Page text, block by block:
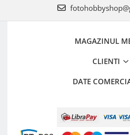
Accesorii pt. aparate foto de
colectie
Aparate de colectie de tip Box-
Aparate foto DSLR (SH)
Aparate foto SLR (pe film) (SH)
MAGAZINUL
CLIENTI
DATE